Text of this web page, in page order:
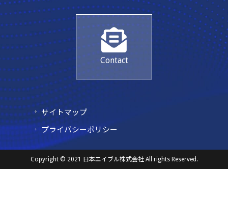
Contact
サイトマップ
プライバシーポリシー
Copyright © 2021 日本エイブル株式会社 All rights Reserved.